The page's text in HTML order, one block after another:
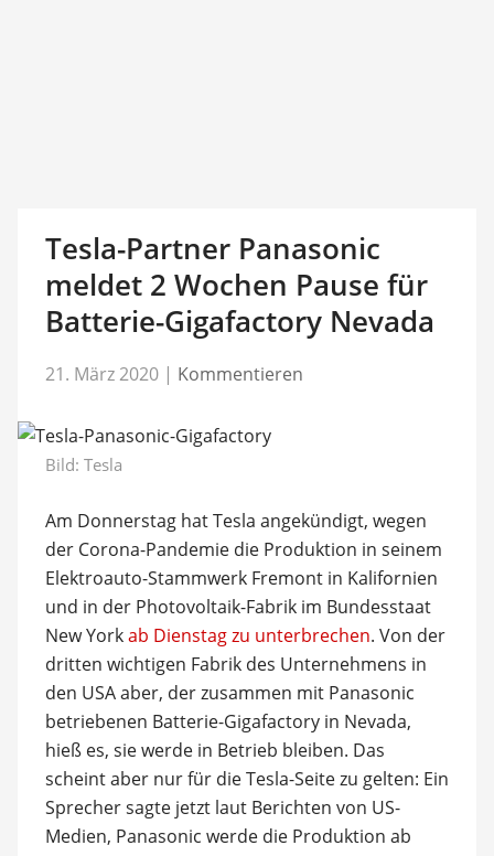
Tesla-Partner Panasonic
meldet 2 Wochen Pause für
Batterie-Gigafactory Nevada
21. März 2020 | Kommentieren
Bild: Tesla
Am Donnerstag hat Tesla angekündigt, wegen
der Corona-Pandemie die Produktion in seinem
Elektroauto-Stammwerk Fremont in Kalifornien
und in der Photovoltaik-Fabrik im Bundesstaat
New Yorkab Dienstag zu unterbrechen. Von der
dritten wichtigen Fabrik des Unternehmens in
den USA aber, der zusammen mit Panasonic
betriebenen Batterie-Gigafactory in Nevada,
hieß es, sie werde in Betrieb bleiben. Das
scheint aber nur für die Tesla-Seite zu gelten: Ein
Sprecher sagte jetzt laut Berichten von US-
Medien, Panasonic werde die Produktion ab